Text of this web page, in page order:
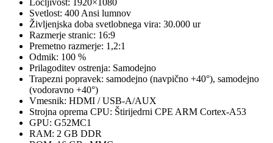
Ločljivost: 1920×1080
Svetlost: 400 Ansi lumnov
Življenjska doba svetlobnega vira: 30.000 ur
Razmerje stranic: 16:9
Premetno razmerje: 1,2:1
Odmik: 100 %
Prilagoditev ostrenja: Samodejno
Trapezni popravek: samodejno (navpično +40°), samodejno
(vodoravno +40°)
Vmesnik: HDMI / USB-A/AUX
Strojna oprema CPU: Štirijedrni CPE ARM Cortex-A53
GPU: G52MC1
RAM: 2 GB DDR